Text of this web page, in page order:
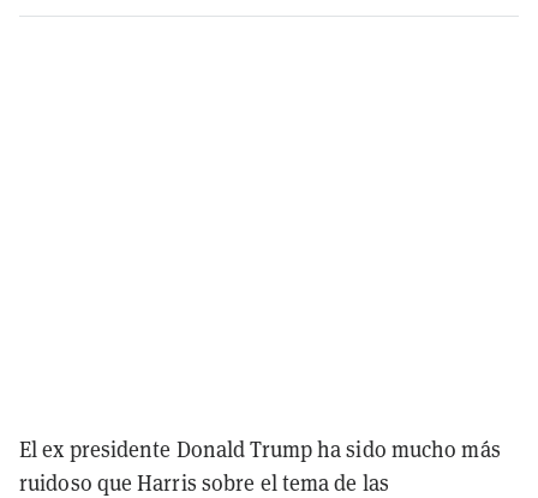
El ex presidente Donald Trump ha sido mucho más
ruidoso que Harris sobre el tema de las